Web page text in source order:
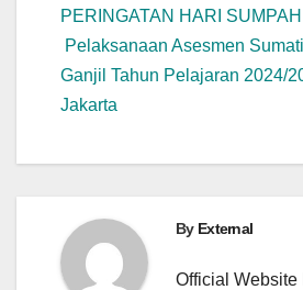
PERINGATAN HARI
Pelaksanaan Asesmen
Ganjil Tahun Pelajaran 2024/
Jakarta
By External
Official Website